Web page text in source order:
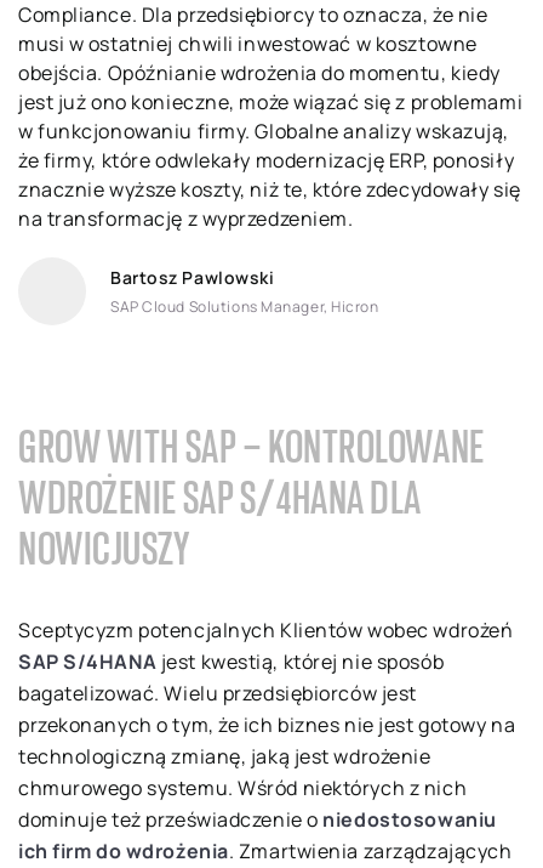
Compliance. Dla przedsiębiorcy to oznacza, że nie
musi w ostatniej chwili inwestować w kosztowne
obejścia. Opóźnianie wdrożenia do momentu, kiedy
jest już ono konieczne, może wiązać się z problemami
w funkcjonowaniu firmy. Globalne analizy wskazują,
że firmy, które odwlekały modernizację ERP, ponosiły
znacznie wyższe koszty, niż te, które zdecydowały się
na transformację z wyprzedzeniem.
Bartosz Pawlowski
SAP Cloud Solutions Manager, Hicron
GROW WITH SAP – KONTROLOWANE
WDROŻENIE SAP S/4HANA DLA
NOWICJUSZY
Sceptycyzm potencjalnych Klientów wobec wdrożeń
SAP S/4HANA jest kwestią, której nie sposób
bagatelizować. Wielu przedsiębiorców jest
przekonanych o tym, że ich biznes nie jest gotowy na
technologiczną zmianę, jaką jest wdrożenie
chmurowego systemu. Wśród niektórych z nich
dominuje też przeświadczenie o niedostosowaniu
ich firm do wdrożenia. Zmartwienia zarządzających